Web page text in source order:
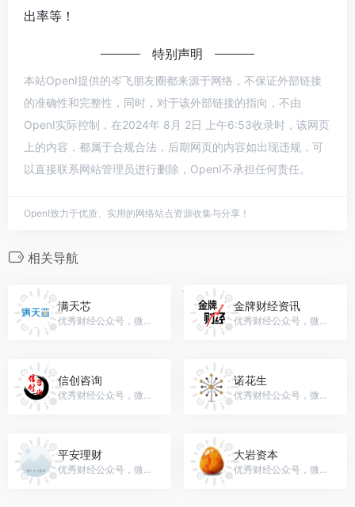
出率等！
特别声明
本站OpenI提供的岑飞朋友圈都来源于网络，不保证外部链接
的准确性和完整性，同时，对于该外部链接的指向，不由
OpenI实际控制，在2024年 8月 2日 上午6:53收录时，该网页
上的内容，都属于合规合法，后期网页的内容如出现违规，可
以直接联系网站管理员进行删除，OpenI不承担任何责任。
OpenI致力于优质、实用的网络站点资源收集与分享！
相关导航
满天芯
优秀财经公众号，微信号：gh_d56da9e9f181
金牌财经资讯
优秀财经公众号，微信号：yx006058
信创咨询
优秀财经公众号，微信号：XConsultancy
诺花生
优秀财经公众号，微信号：gh_527448eda834
平安理财
优秀财经公众号，微信号：PingAn-WM
大岩资本
优秀财经公众号，微信号：JASPERAM